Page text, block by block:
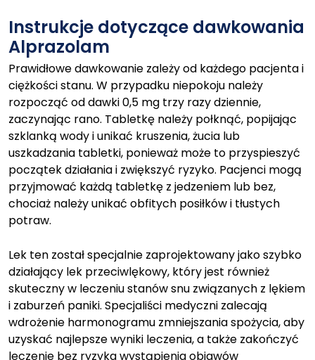
Instrukcje dotyczące dawkowania
Alprazolam
Prawidłowe dawkowanie zależy od każdego pacjenta i
ciężkości stanu. W przypadku niepokoju należy
rozpocząć od dawki 0,5 mg trzy razy dziennie,
zaczynając rano. Tabletkę należy połknąć, popijając
szklanką wody i unikać kruszenia, żucia lub
uszkadzania tabletki, ponieważ może to przyspieszyć
początek działania i zwiększyć ryzyko. Pacjenci mogą
przyjmować każdą tabletkę z jedzeniem lub bez,
chociaż należy unikać obfitych posiłków i tłustych
potraw.
Lek ten został specjalnie zaprojektowany jako szybko
działający lek przeciwlękowy, który jest również
skuteczny w leczeniu stanów snu związanych z lękiem
i zaburzeń paniki. Specjaliści medyczni zalecają
wdrożenie harmonogramu zmniejszania spożycia, aby
uzyskać najlepsze wyniki leczenia, a także zakończyć
leczenie bez ryzyka wystąpienia objawów